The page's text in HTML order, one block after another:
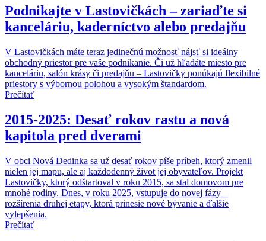
Podnikajte v Lastovičkách – zariaďte si
kanceláriu, kaderníctvo alebo predajňu
V Lastovičkách máte teraz jedinečnú možnosť nájsť si ideálny
obchodný priestor pre vaše podnikanie. Či už hľadáte miesto pre
kanceláriu, salón krásy či predajňu – Lastovičky ponúkajú flexibilné
priestory s výbornou polohou a vysokým štandardom.
Prečítať
2015-2025: Desať rokov rastu a nová
kapitola pred dverami
V obci Nová Dedinka sa už desať rokov píše príbeh, ktorý zmenil
nielen jej mapu, ale aj každodenný život jej obyvateľov. Projekt
Lastovičky, ktorý odštartoval v roku 2015, sa stal domovom pre
mnohé rodiny. Dnes, v roku 2025, vstupuje do novej fázy –
rozšírenia druhej etapy, ktorá prinesie nové bývanie a ďalšie
vylepšenia.
Prečítať